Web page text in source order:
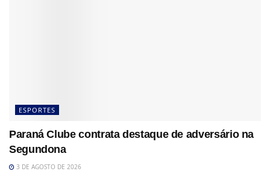
ESPORTES
Paraná Clube contrata destaque de adversário na
Segundona
3 DE AGOSTO DE 2026